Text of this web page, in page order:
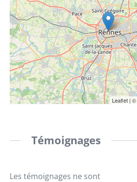
Leaflet | ©
Témoignages
Les témoignages ne sont